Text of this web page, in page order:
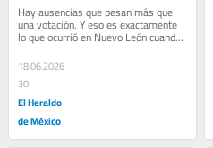
Hay ausencias que pesan más que
una votación. Y eso es exactamente
lo que ocurrió en Nuevo León cuando
la Comisión Anticorrupción del
Congreso...
18.06.2026
30
El Heraldo
de México